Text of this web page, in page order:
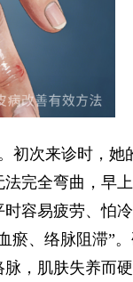
初次来诊时，
完全弯曲，早
容易疲劳、怕
瘀、络脉阻滞”
，肌肤失养而